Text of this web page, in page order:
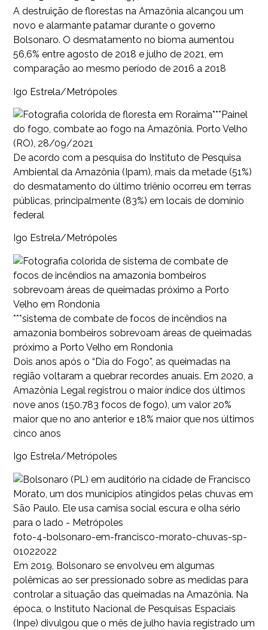
A destruição de florestas na Amazônia alcançou um
novo e alarmante patamar durante o governo
Bolsonaro. O desmatamento no bioma aumentou
56,6% entre agosto de 2018 e julho de 2021, em
comparação ao mesmo período de 2016 a 2018
Igo Estrela/Metrópoles
***Painel
do fogo, combate ao fogo na Amazônia. Porto Velho
(RO), 28/09/2021
De acordo com a pesquisa do Instituto de Pesquisa
Ambiental da Amazônia (Ipam), mais da metade (51%)
do desmatamento do último triênio ocorreu em terras
públicas, principalmente (83%) em locais de domínio
federal
Igo Estrela/Metrópoles
***sistema de combate de focos de incêndios na
amazonia bombeiros sobrevoam áreas de queimadas
próximo a Porto Velho em Rondonia
Dois anos após o “Dia do Fogo”, as queimadas na
região voltaram a quebrar recordes anuais. Em 2020, a
Amazônia Legal registrou o maior índice dos últimos
nove anos (150.783 focos de fogo), um valor 20%
maior que no ano anterior e 18% maior que nos últimos
cinco anos
Igo Estrela/Metrópoles
foto-4-bolsonaro-em-francisco-morato-chuvas-sp-
01022022
Em 2019, Bolsonaro se envolveu em algumas
polêmicas ao ser pressionado sobre as medidas para
controlar a situação das queimadas na Amazônia. Na
época, o Instituto Nacional de Pesquisas Espaciais
(Inpe) divulgou que o mês de julho havia registrado um